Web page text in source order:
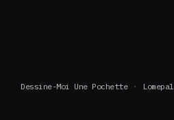
Dessine-Moi Une Pochette Lomepal